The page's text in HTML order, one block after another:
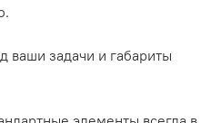
ваши задачи и габариты